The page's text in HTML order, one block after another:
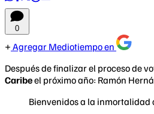
0
Agregar Mediotiempo en
Después de finalizar el proceso de
Caribeel próximo año: Ramón
Bienvenidos a la inmortalidad